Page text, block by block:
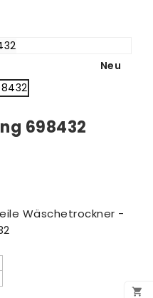

Neu
698432
Wäschetrockner -